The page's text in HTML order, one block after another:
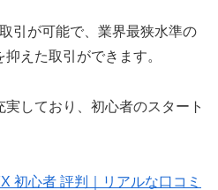
引が可能で、業界最狭水準の
えた取引ができます。
しており、初心者のスタート
初心者 評判｜リアルな口コミ